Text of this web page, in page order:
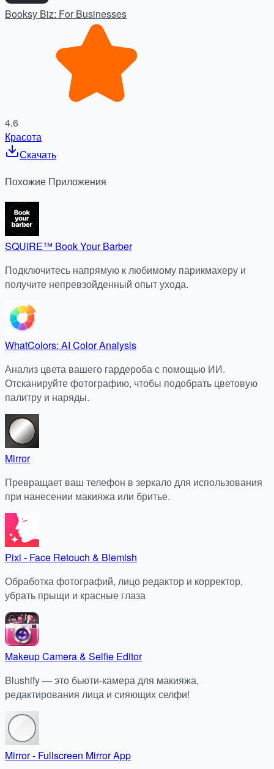
Booksy Biz: For Businesses
4.6
Красота
Скачать
Похожие Приложения
SQUIRE™ Book Your Barber
Подключитесь напрямую к любимому парикмахеру и
получите непревзойденный опыт ухода.
WhatColors: AI Color Analysis
Анализ цвета вашего гардероба с помощью ИИ.
Отсканируйте фотографию, чтобы подобрать цветовую
палитру и наряды.
Mirror
Превращает ваш телефон в зеркало для использования
при нанесении макияжа или бритье.
Pixl - Face Retouch & Blemish
Обработка фотографий, лицо редактор и корректор,
убрать прыщи и красные глаза
Makeup Camera & Selfie Editor
Blushify — это бьюти-камера для макияжа,
редактирования лица и сияющих селфи!
Mirror - Fullscreen Mirror App